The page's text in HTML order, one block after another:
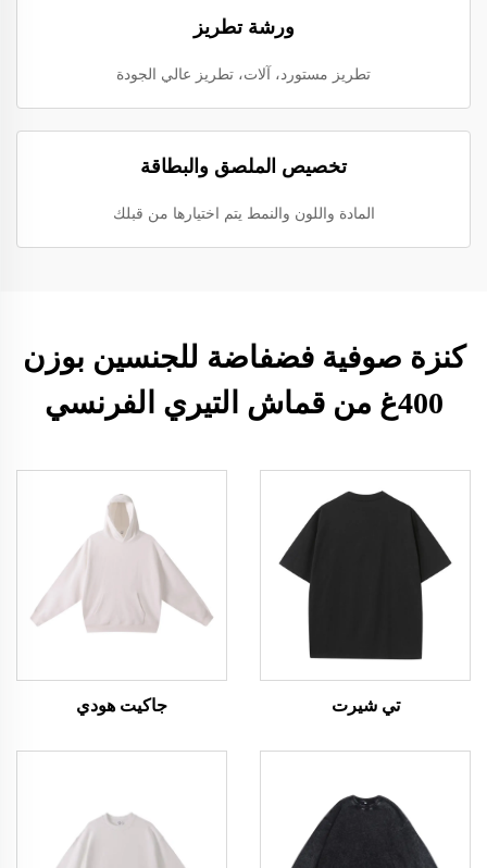
ورشة تطريز
تطريز مستورد، آلات، تطريز عالي الجودة
تخصيص الملصق والبطاقة
المادة واللون والنمط يتم اختيارها من قبلك
كنزة صوفية فضفاضة للجنسين بوزن
400غ من قماش التيري الفرنسي
تي شيرت جاكيت هودي